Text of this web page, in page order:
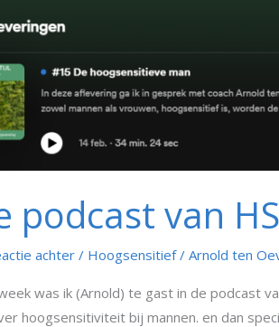
podcast van
achter / Hoogsensitief/Arnold ten
was ik (Arnold) te gast in de podcast
hoogsensitiviteit bij mannen. en dan